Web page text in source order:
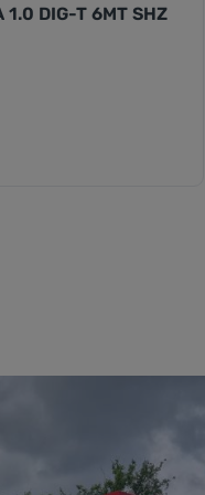
1.0 DIG-T 6MT SHZ